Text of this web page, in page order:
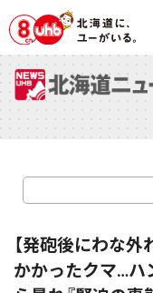
【発砲後にわな
かかったクマ…ハ